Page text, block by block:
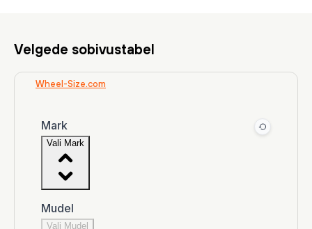
Velgede sobivustabel
Wheel-Size.com